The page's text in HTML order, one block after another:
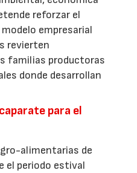
reforzar el
empresarial
revierten
familias productoras
donde desarrollan
para el
alimentarias de
el periodo estival